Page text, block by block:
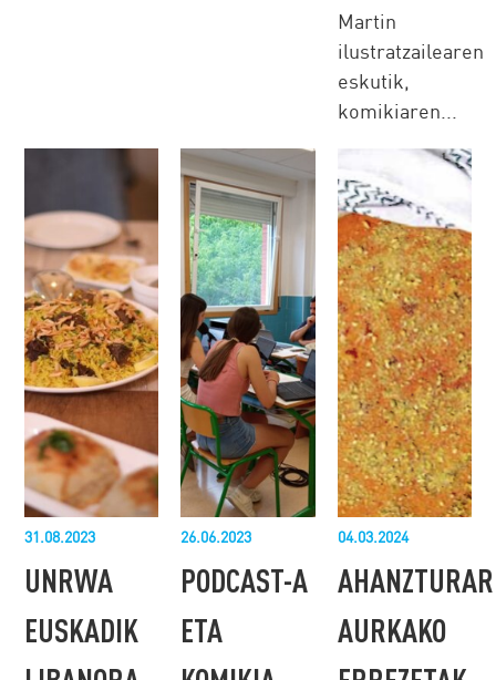
Martin
ilustratzailearen
eskutik,
komikiaren...
31.08.2023
UNRWA
EUSKADIK
26.06.2023
PODCAST-A
ETA
04.03.2024
AURKAKO